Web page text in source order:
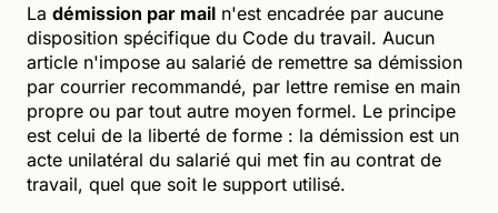
La démission par mail n'est encadrée par aucune
disposition spécifique du Code du travail. Aucun
article n'impose au salarié de remettre sa démission
par courrier recommandé, par lettre remise en main
propre ou par tout autre moyen formel. Le principe
est celui de la liberté de forme : la démission est un
acte unilatéral du salarié qui met fin au contrat de
travail, quel que soit le support utilisé.